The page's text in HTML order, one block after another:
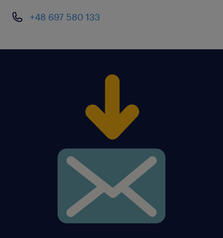
+48 697 580 133